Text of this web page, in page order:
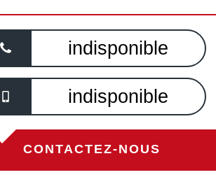
indisponible
indisponible
CONTACTEZ-NOUS